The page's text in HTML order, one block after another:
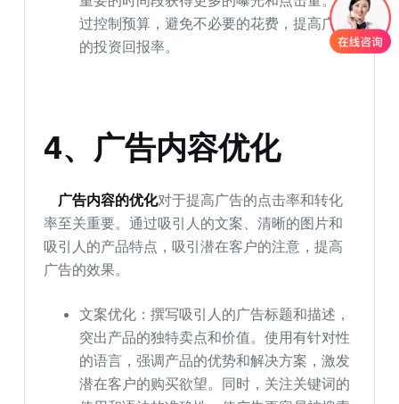
过控制预算，避免不必要的花费，提高广告
的投资回报率。
4、广告内容优化
广告内容的优化对于提高广告的点击率和转化
率至关重要。通过吸引人的文案、清晰的图片和
吸引人的产品特点，吸引潜在客户的注意，提高
广告的效果。
文案优化：撰写吸引人的广告标题和描述，
突出产品的独特卖点和价值。使用有针对性
的语言，强调产品的优势和解决方案，激发
潜在客户的购买欲望。同时，关注关键词的